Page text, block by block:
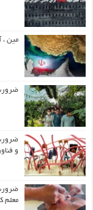
مین ،
و
معلم